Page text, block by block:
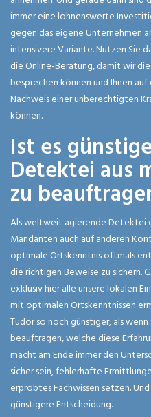
immer eine lohnenswerte
gegen das eigene Unternehmen
intensivere Variante. Nutzen Sie
die Online-Beratung, damit wir
besprechen können und Ihnen
Nachweis einer unberechtigten
können.
Ist es
Detektei aus
zu
Als weltweit agierende Detektei
Mandanten auch auf anderen
optimale Ortskenntnis oftmals
die richtigen Beweise zu sichern.
exklusiv hier alle unsere lokalen
mit optimalen Ortskenntnissen
Tudor so noch günstiger, als
beauftragen, welche diese
macht am Ende immer den
sicher sein, fehlerhafte
erprobtes Fachwissen setzen.
günstigere Entscheidung.